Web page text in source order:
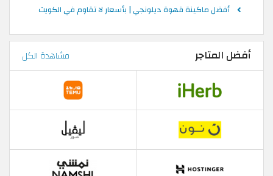
أفضل ماكينة قهوة ديلونجي | بأسعار لا تقاوم في الكويت
أفضل المتاجر مشاهدة الكل